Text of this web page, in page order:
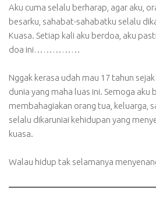
Aku cuma selalu berharap, agar aku,
besarku, sahabat-sahabatku selalu
Kuasa. Setiap kali aku berdoa, aku
doa ini……………
Nggak kerasa udah mau 17 tahun
dunia yang maha luas ini. Semoga aku
membahagiakan orang tua, keluarga,
selalu dikaruniai kehidupan yang
kuasa.
Walau hidup tak selamanya